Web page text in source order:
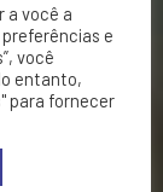
a você a
e
você
entanto,
para fornecer